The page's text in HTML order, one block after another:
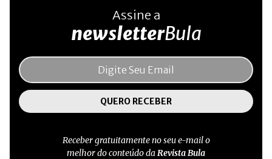
Assine a
newsletterBula
Receber gratuitamente no seu e-mail o
melhor do conteúdo daRevista Bula